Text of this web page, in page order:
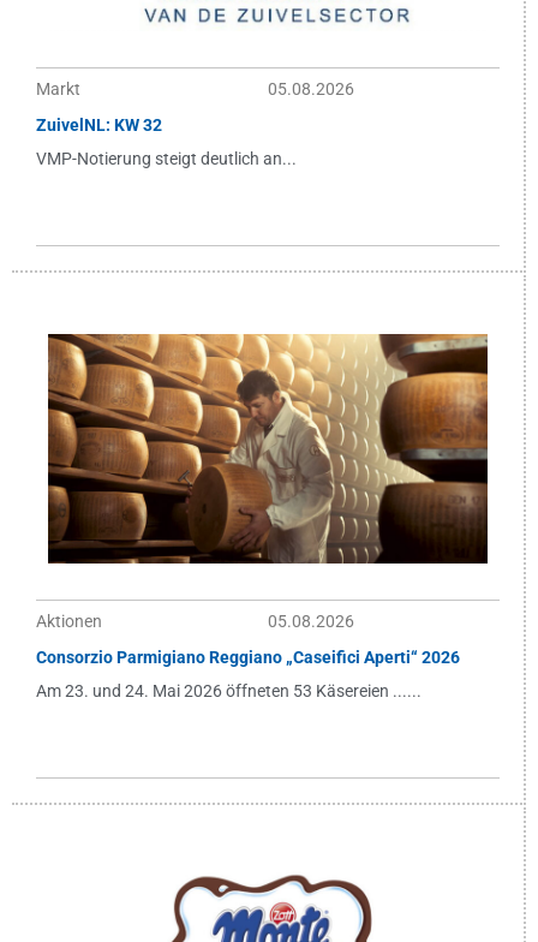
Markt
05.08.2026
ZuivelNL: KW 32
VMP-Notierung steigt deutlich an...
Aktionen
05.08.2026
Consorzio Parmigiano Reggiano „Caseifici Aperti“ 2026
Am 23. und 24. Mai 2026 öffneten 53 Käsereien ......